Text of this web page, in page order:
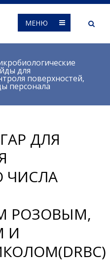
МЕНЮ
для
поверхностей,
персонала
ДЛЯ
ЧИСЛА
РОЗОВЫМ,
И